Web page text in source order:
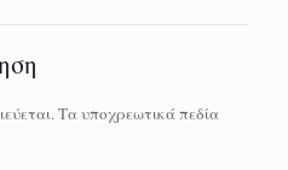
Τα υποχρεωτικά πεδία